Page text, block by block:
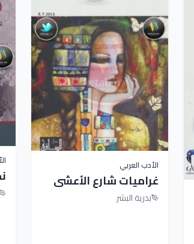
الأدب العربي
غراميات شارع الأعشى
بدرية البشر